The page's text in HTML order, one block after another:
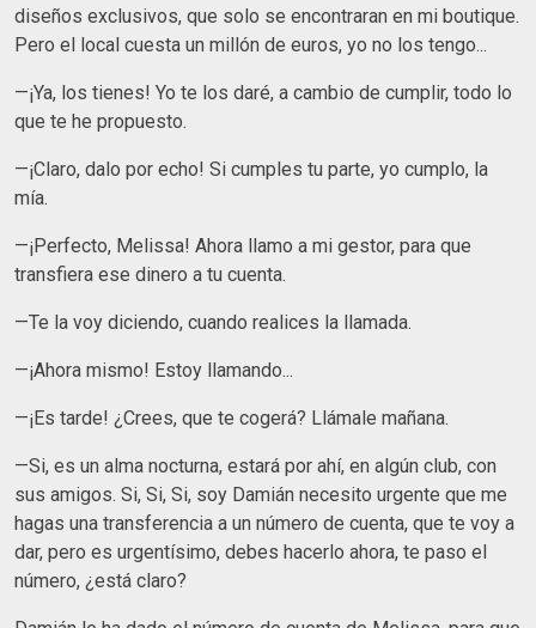
diseños exclusivos, que solo se encontraran en mi boutique.
Pero el local cuesta un millón de euros, yo no los tengo...
—¡Ya, los tienes! Yo te los daré, a cambio de cumplir, todo lo
que te he propuesto.
—¡Claro, dalo por echo! Si cumples tu parte, yo cumplo, la
mía.
—¡Perfecto, Melissa! Ahora llamo a mi gestor, para que
transfiera ese dinero a tu cuenta.
—Te la voy diciendo, cuando realices la llamada.
—¡Ahora mismo! Estoy llamando...
—¡Es tarde! ¿Crees, que te cogerá? Llámale mañana.
—Si, es un alma nocturna, estará por ahí, en algún club, con
sus amigos. Si, Si, Si, soy Damián necesito urgente que me
hagas una transferencia a un número de cuenta, que te voy a
dar, pero es urgentísimo, debes hacerlo ahora, te paso el
número, ¿está claro?